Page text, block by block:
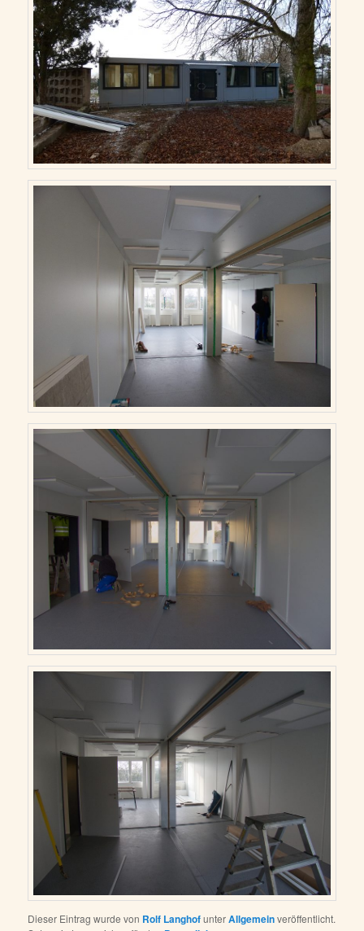
Dieser Eintrag wurde von Rolf LanghofunterAllgemeinveröffentlicht.